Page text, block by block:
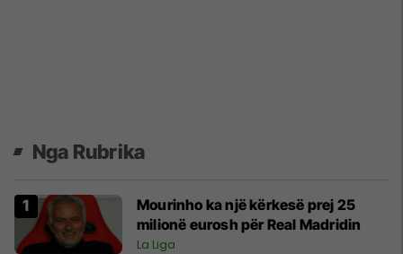
Nga Rubrika
Mourinho ka një kërkesë prej 25
milionë eurosh për Real Madridin
La Liga